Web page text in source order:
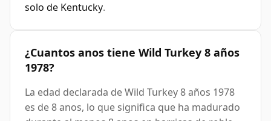
solo de Kentucky.
¿Cuantos anos tiene Wild Turkey 8 años
1978?
La edad declarada de Wild Turkey 8 años 1978
es de 8 anos, lo que significa que ha madurado